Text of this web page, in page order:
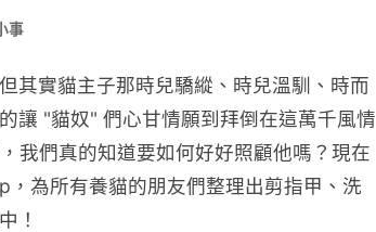
事
其實貓主子那時兒驕縱、時兒溫馴、時而
讓 "貓奴" 們心甘情願到拜倒在這萬千風情
我們真的知道要如何好好照顧他嗎？現在
為所有養貓的朋友們整理出剪指甲、洗
！